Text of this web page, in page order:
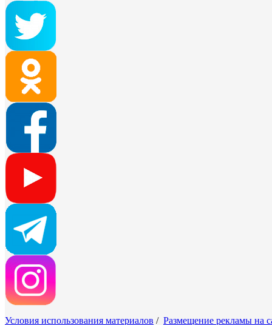
Условия использования материалов / Размещение рекламы на